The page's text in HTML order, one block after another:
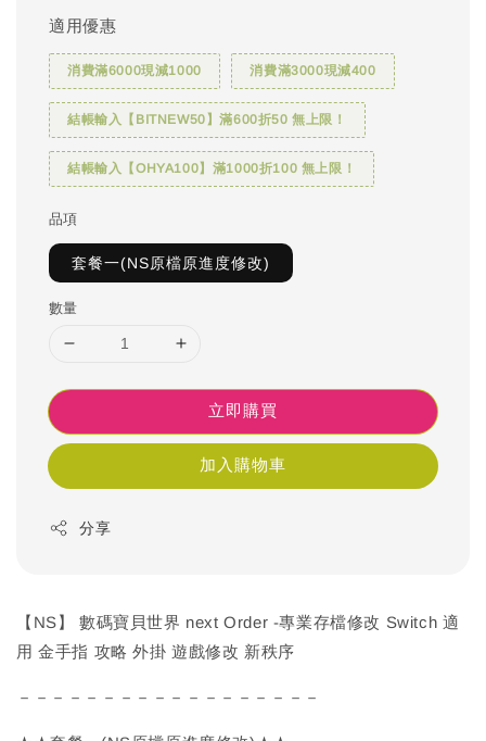
適用優惠
消費滿6000現減1000 消費滿3000現減400
結帳輸入【BITNEW50】滿600折50 無上限！
結帳輸入【OHYA100】滿1000折100 無上限！
品項
套餐一(NS原檔原進度修改)
數量
立即購買
加入購物車
分享
【NS】 數碼寶貝世界 next Order -專業存檔修改 Switch 適
用 金手指 攻略 外掛 遊戲修改 新秩序
－－－－－－－－－－－－－－－－－－